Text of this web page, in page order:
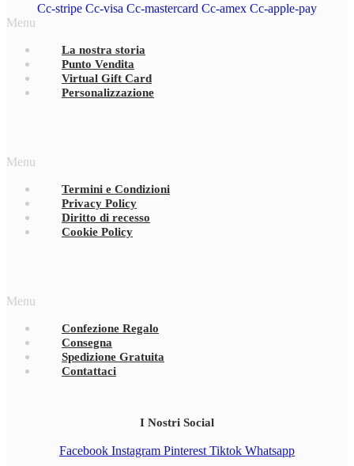
Cc-stripe Cc-visa Cc-mastercard Cc-amex Cc-apple-pay
Menu
La nostra storia
Punto Vendita
Virtual Gift Card
Personalizzazione
Menu
Termini e Condizioni
Privacy Policy
Diritto di recesso
Cookie Policy
Menu
Confezione Regalo
Consegna
Spedizione Gratuita
Contattaci
I Nostri Social
Facebook Instagram Pinterest Tiktok Whatsapp